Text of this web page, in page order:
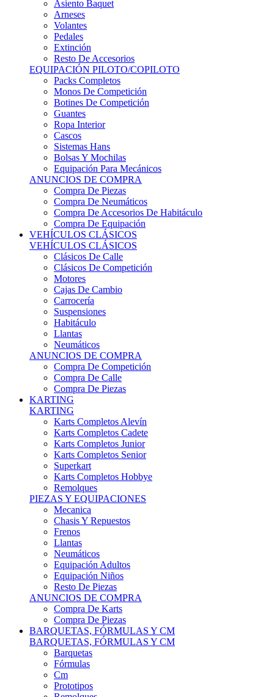
Volantes
Pedales
Extinción
Resto De Accesorios
EQUIPACIÓN PILOTO/COPILOTO
Packs Completos
Monos De Competición
Botines De Competición
Guantes
Ropa Interior
Cascos
Sistemas Hans
Bolsas Y Mochilas
Equipación Para Mecánicos
ANUNCIOS DE COMPRA
Compra De Piezas
Compra De Neumáticos
Compra De Accesorios De Habitáculo
Compra De Equipación
VEHÍCULOS CLÁSICOS
VEHÍCULOS CLÁSICOS
Clásicos De Calle
Clásicos De Competición
Motores
Cajas De Cambio
Carrocería
Suspensiones
Habitáculo
Llantas
Neumáticos
ANUNCIOS DE COMPRA
Compra De Competición
Compra De Calle
Compra De Piezas
KARTING
KARTING
Karts Completos Alevín
Karts Completos Cadete
Karts Completos Junior
Karts Completos Senior
Superkart
Karts Completos Hobbye
Remolques
PIEZAS Y EQUIPACIONES
Mecanica
Chasis Y Repuestos
Frenos
Llantas
Neumáticos
Equipación Adultos
Equipación Niños
Resto De Piezas
ANUNCIOS DE COMPRA
Compra De Karts
Compra De Piezas
BARQUETAS, FÓRMULAS Y CM
BARQUETAS, FÓRMULAS Y CM
Barquetas
Fórmulas
Cm
Prototipos
Remolques
PIEZAS Y EQUIPACIONES